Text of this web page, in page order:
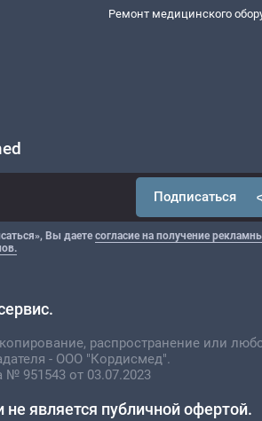
Ремонт медицинского
Подписаться
Вы даете согласие на получение
распространение или
- ООО "Кордисмед".
№ 951543 от 03.07.2023
является публичной офертой.